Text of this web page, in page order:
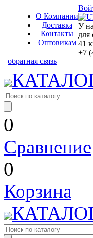
О Компании
Доставка
Контакты
Оптовикам
У
для
41
+7
обратная связь
0
Сравнение
0
Корзина